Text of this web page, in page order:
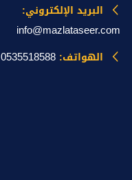
البريد الإلكتروني:
info@mazlataseer.com
الهواتف: 0535518588